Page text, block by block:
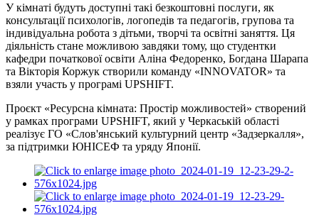
У кімнаті будуть доступні такі безкоштовні послуги, як
консультації психологів, логопедів та педагогів, групова та
індивідуальна робота з дітьми, творчі та освітні заняття. Ця
діяльність стане можливою завдяки тому, що студентки
кафедри початкової освіти Аліна Федоренко, Богдана Шарапа
та Вікторія Коржук створили команду «INNOVATOR» та
взяли участь у програмі UPSHIFT.
Проєкт «Ресурсна кімната: Простір можливостей» створений
у рамках програми UPSHIFT, який у Черкаській області
реалізує ГО «Слов'янський культурний центр «Задзеркалля»,
за підтримки ЮНІСЕФ та уряду Японії.